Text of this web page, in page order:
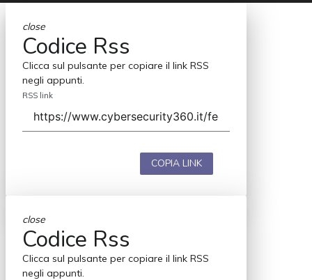
close
Codice Rss
Clicca sul pulsante per copiare il link RSS
negli appunti.
RSS link
COPIA LINK
close
Codice Rss
Clicca sul pulsante per copiare il link RSS
negli appunti.